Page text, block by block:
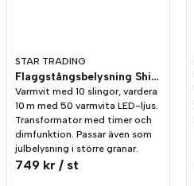
STAR TRADING
Flaggstångsbelysning Shiny Warm White 10 meter
Varmvit med 10 slingor, vardera
10 m med 50 varmvita LED-ljus.
Transformator med timer och
dimfunktion. Passar även som
julbelysning i större granar.
749 kr / st